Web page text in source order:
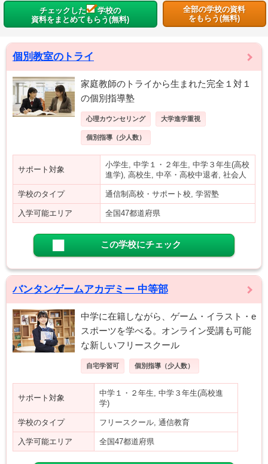
チェックした
学校の
資料をまとめてもらう(無料)
全部の学校の資料
をもらう(無料)
個別教室のトライ
家庭教師のトライから生まれた完全１対１
の個別指導塾
心理カウンセリング 大学進学重視
個別指導（少人数）
サポート対象
小学生, 中学１・２年生, 中学３年生(高校
進学), 高校生, 中卒・高校中退者, 社会人
学校のタイプ 通信制高校・サポート校, 学習塾
入学可能エリア 全国47都道府県
この学校にチェック
バンタンゲームアカデミー 中等部
中学に在籍しながら、ゲーム・イラスト・e
スポーツを学べる。オンライン受講も可能
な新しいフリースクール
自宅学習可 個別指導（少人数）
サポート対象
中学１・２年生, 中学３年生(高校進
学)
学校のタイプ フリースクール, 通信教育
入学可能エリア 全国47都道府県